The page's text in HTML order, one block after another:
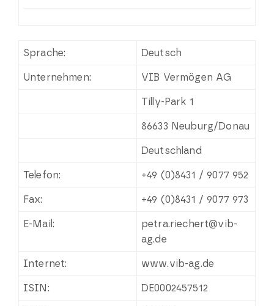
Sprache: Deutsch
Unternehmen: VIB Vermögen AG
Tilly-Park 1
86633 Neuburg/Donau
Deutschland
Telefon: +49 (0)8431 / 9077 952
Fax: +49 (0)8431 / 9077 973
E-Mail:
petra.riechert@vib-
ag.de
Internet: www.vib-ag.de
ISIN: DE0002457512